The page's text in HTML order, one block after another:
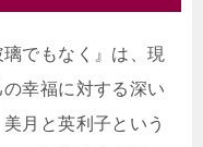
でもなく』は、現
幸福に対する深い
月と英利子という